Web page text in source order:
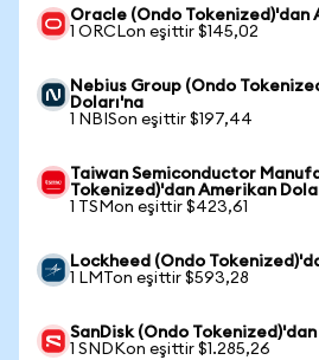
Oracle (Ondo Tokenized)'dan
1 ORCLon eşittir $145,02
Nebius Group (Ondo
Doları'na
1 NBISon eşittir $197,44
Taiwan Semiconductor
Tokenized)'dan Amerikan
1 TSMon eşittir $423,61
Lockheed (Ondo
1 LMTon eşittir $593,28
SanDisk (Ondo
1 SNDKon eşittir $1.285,26